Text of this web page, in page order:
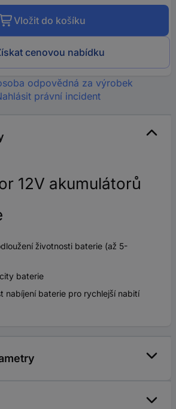
Vložit do košíku
cenovou nabídku
odpovědná za výrobek
právní incident
12V akumulátorů
životnosti baterie (až 5-
baterie
nabíjení baterie pro rychlejší nabití